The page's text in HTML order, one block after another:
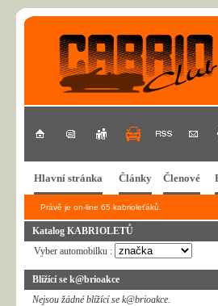
Hlavní stránka Články Členové
Právě je on-line 65 kabrioleťáků.
Katalog KABRIOLETŮ
Vyber automobilku :
Blížící se k@brioakce
Nejsou žádné blížící se k@brioakce.